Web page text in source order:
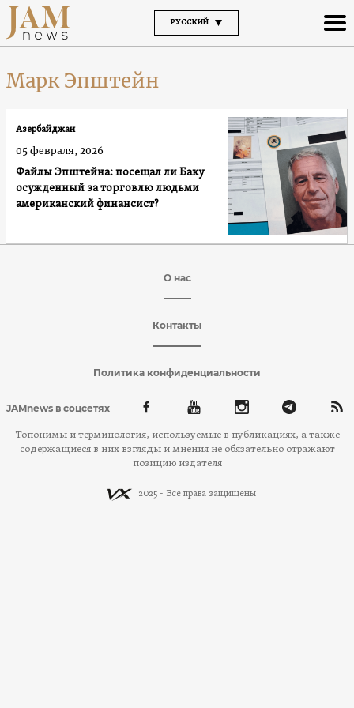
РУССКИЙ
Марк Эпштейн
Файлы Эпштейна: посещал ли Баку
осужденный за торговлю людьми
американский финансист?
Азербайджан
05 февраля, 2026
О нас
Контакты
Политика конфиденциальности
JAMnews в соцсетях
Топонимы и терминология, используемые в публикациях, а также
содержащиеся в них взгляды и мнения не обязательно отражают
позицию издателя
2025 - Все права защищены